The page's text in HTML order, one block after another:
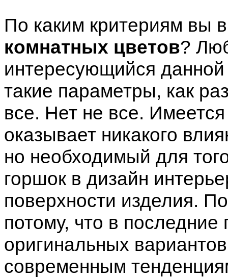
По каким критериям вы
комнатных цветов?
интересующийся данной
такие параметры, как
все. Нет не все.
оказывает никакого
но необходимый для
горшок в дизайн
поверхности изделия.
потому, что в последние
оригинальных
современным